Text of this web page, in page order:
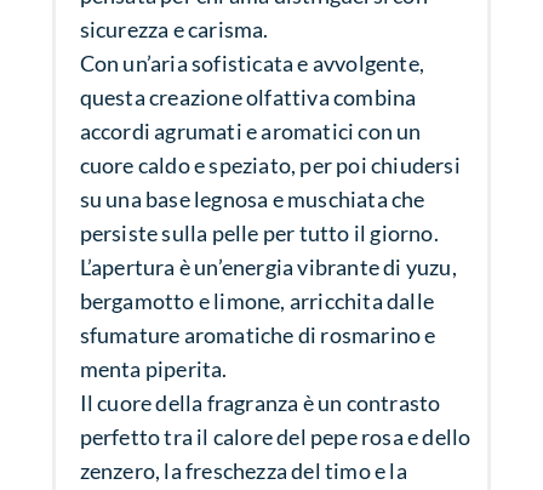
sicurezza e carisma.
Con un’aria sofisticata e avvolgente,
questa creazione olfattiva combina
accordi agrumati e aromatici con un
cuore caldo e speziato, per poi chiudersi
su una base legnosa e muschiata che
persiste sulla pelle per tutto il giorno.
L’apertura è un’energia vibrante di yuzu,
bergamotto e limone, arricchita dalle
sfumature aromatiche di rosmarino e
menta piperita.
Il cuore della fragranza è un contrasto
perfetto tra il calore del pepe rosa e dello
zenzero, la freschezza del timo e la